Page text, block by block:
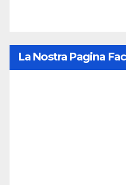
La Nostra Pagina